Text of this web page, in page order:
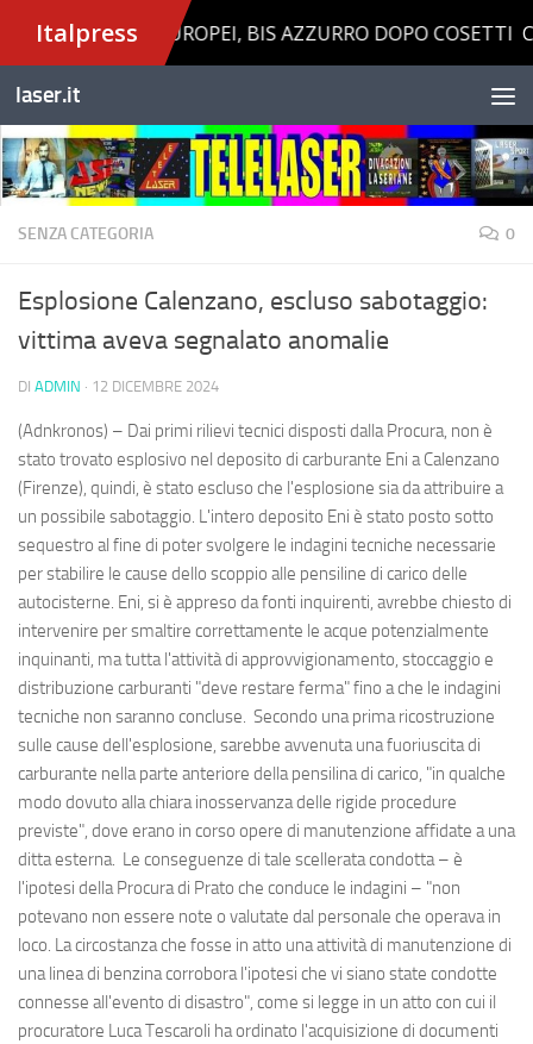
Salta al contenuto
laser.it
SENZA CATEGORIA 0
Esplosione Calenzano, escluso sabotaggio:
vittima aveva segnalato anomalie
DI ADMIN · 12 DICEMBRE 2024
(Adnkronos) – Dai primi rilievi tecnici disposti dalla Procura, non è
stato trovato esplosivo nel deposito di carburante Eni a Calenzano
(Firenze), quindi, è stato escluso che l'esplosione sia da attribuire a
un possibile sabotaggio. L'intero deposito Eni è stato posto sotto
sequestro al fine di poter svolgere le indagini tecniche necessarie
per stabilire le cause dello scoppio alle pensiline di carico delle
autocisterne. Eni, si è appreso da fonti inquirenti, avrebbe chiesto di
intervenire per smaltire correttamente le acque potenzialmente
inquinanti, ma tutta l'attività di approvvigionamento, stoccaggio e
distribuzione carburanti "deve restare ferma" fino a che le indagini
tecniche non saranno concluse. Secondo una prima ricostruzione
sulle cause dell'esplosione, sarebbe avvenuta una fuoriuscita di
carburante nella parte anteriore della pensilina di carico, "in qualche
modo dovuto alla chiara inosservanza delle rigide procedure
previste", dove erano in corso opere di manutenzione affidate a una
ditta esterna. Le conseguenze di tale scellerata condotta – è
l'ipotesi della Procura di Prato che conduce le indagini – "non
potevano non essere note o valutate dal personale che operava in
loco. La circostanza che fosse in atto una attività di manutenzione di
una linea di benzina corrobora l'ipotesi che vi siano state condotte
connesse all'evento di disastro", come si legge in un atto con cui il
procuratore Luca Tescaroli ha ordinato l'acquisizione di documenti